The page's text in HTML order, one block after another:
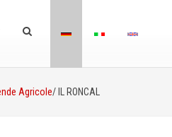
Agricole/ IL RONCAL